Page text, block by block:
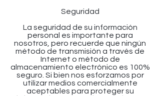
Seguridad
La seguridad de su información
personal es importante para
nosotros, pero recuerde que ningún
método de transmisión a través de
Internet o método de
almacenamiento electrónico es 100%
seguro. Si bien nos esforzamos por
utilizar medios comercialmente
aceptables para proteger su